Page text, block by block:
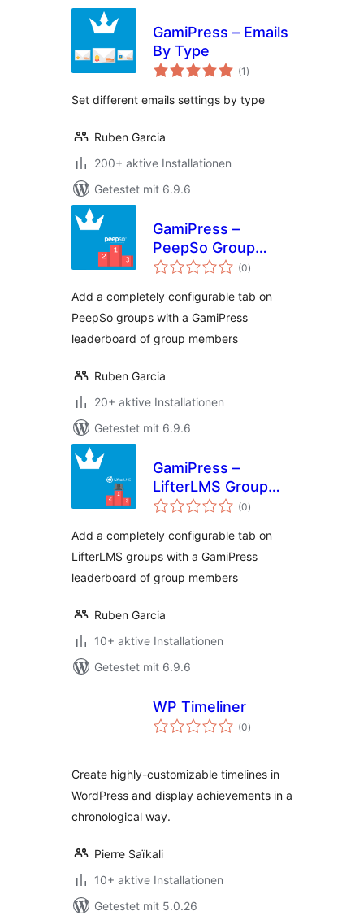
GamiPress – Emails
By Type
(1 Bewertungen
insgesamt
)
Set different emails settings by type
Ruben Garcia
200+ aktive Installationen
Getestet mit 6.9.6
GamiPress –
PeepSo Group
Leaderboard(0Bewertungen
insgesamt
)
Add a completely configurable tab on
PeepSo groups with a GamiPress
leaderboard of group members
Ruben Garcia
20+ aktive Installationen
Getestet mit 6.9.6
GamiPress –
LifterLMS Group
Leaderboard(0Bewertungen
insgesamt
)
Add a completely configurable tab on
LifterLMS groups with a GamiPress
leaderboard of group members
Ruben Garcia
10+ aktive Installationen
Getestet mit 6.9.6
WP Timeliner
(0Bewertungen
insgesamt
)
Create highly-customizable timelines in
WordPress and display achievements in a
chronological way.
Pierre Saïkali
10+ aktive Installationen
Getestet mit 5.0.26